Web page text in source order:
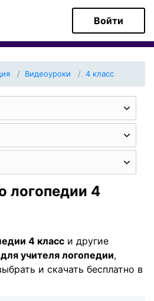
Войти
Видеоуроки 4 класс
логопедии 4
4 класс и другие
для учителя логопедии,
и скачать бесплатно в